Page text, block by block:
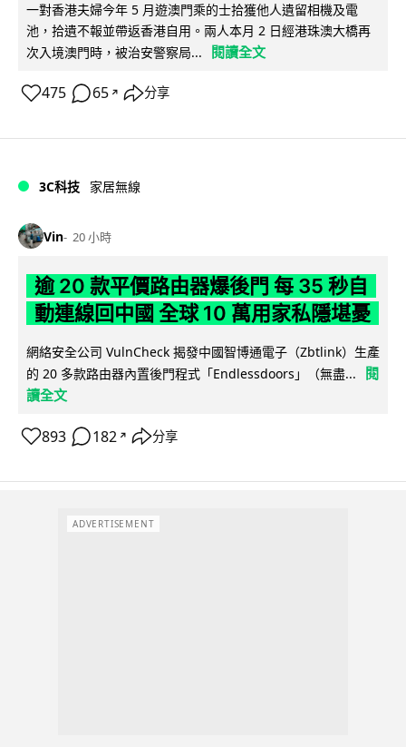
一對香港夫婦今年 5 月遊澳門乘的士拾獲他人遺留相機及電
池，拾遺不報並帶返香港自用。兩人本月 2 日經港珠澳大橋再
次入境澳門時，被治安警察局...
閱讀全文
475 65 ↗ 分享
3C科技 家居無線
Vin 20 小時
逾 20 款平價路由器爆後門 每 35 秒自
動連線回中國 全球 10 萬用家私隱堪憂
網絡安全公司 VulnCheck 揭發中國智博通電子（Zbtlink）生產
的 20 多款路由器內置後門程式「Endlessdoors」（無盡...
閱
讀全文
893 182 ↗ 分享
ADVERTISEMENT